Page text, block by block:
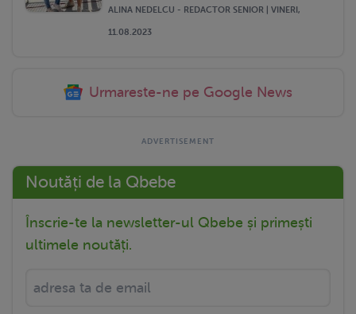
ALINA NEDELCU - REDACTOR SENIOR | VINERI,
11.08.2023
Urmareste-ne pe Google News
Noutăți de la Qbebe
Înscrie-te la newsletter-ul Qbebe și primești
ultimele noutăți.